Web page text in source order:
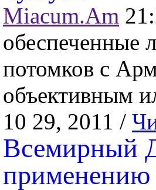
Miacum.Am
обеспеченные
потомков с
объективным
10 29, 2011 /
Всемирный
применению